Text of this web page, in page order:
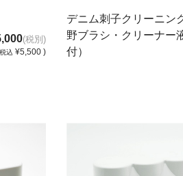
(税別)
税込 ¥5,500 )
デニム刺子クリーニン
野ブラシ・クリーナー
付）